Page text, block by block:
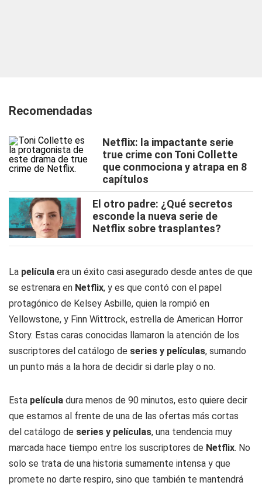
Recomendadas
Netflix: la impactante serie
true crime con Toni Collette
que conmociona y atrapa en 8
capítulos
El otro padre: ¿Qué secretos
esconde la nueva serie de
Netflix sobre trasplantes?
La película era un éxito casi asegurado desde antes de que
se estrenara en Netflix, y es que contó con el papel
protagónico de Kelsey Asbille, quien la rompió en
Yellowstone, y Finn Wittrock, estrella de American Horror
Story. Estas caras conocidas llamaron la atención de los
suscriptores del catálogo de series y películas, sumando
un punto más a la hora de decidir si darle play o no.
Esta película dura menos de 90 minutos, esto quiere decir
que estamos al frente de una de las ofertas más cortas
del catálogo de series y películas, una tendencia muy
marcada hace tiempo entre los suscriptores de Netflix. No
solo se trata de una historia sumamente intensa y que
promete no darte respiro, sino que también te mantendrá